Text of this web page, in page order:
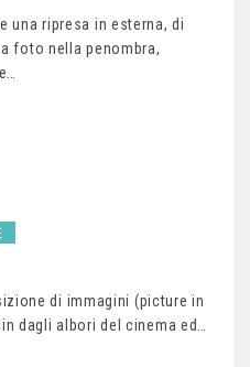
una ripresa in esterna, di
foto nella penombra,
di immagini (picture in
dagli albori del cinema ed…